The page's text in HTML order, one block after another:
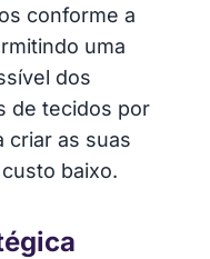
conforme a
uma
dos
de tecidos por
criar as suas
baixo.